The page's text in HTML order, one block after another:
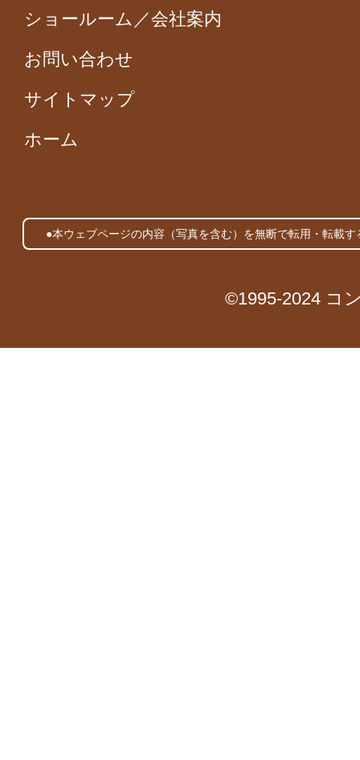
ショールーム／会社案内
お問い合わせ
サイトマップ
ホーム
●本ウェブページの内容（写真を含む）を無断で転用・転載
©1995-2024 コ